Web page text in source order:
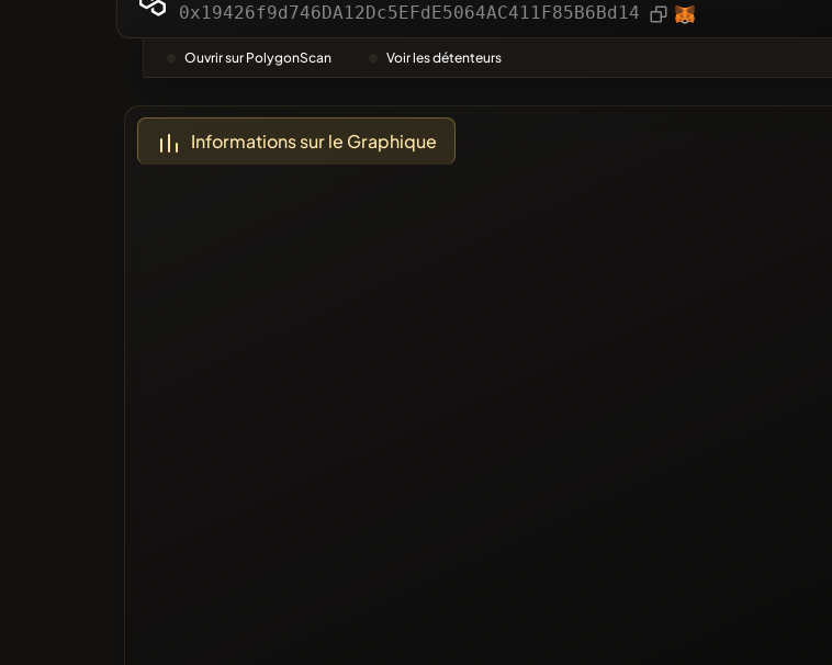
Catégories
Le Plus Voté
Sur liste noire
0x19426f9d746DA12Dc5EFdE5064AC411F85B6Bd14
Ouvrir sur PolygonScan Voir les détenteurs
Informations sur le Graphique